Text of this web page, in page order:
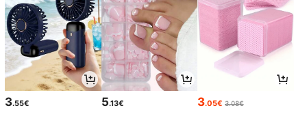
3.55€ 5.13€ 3.05€ 3.08€